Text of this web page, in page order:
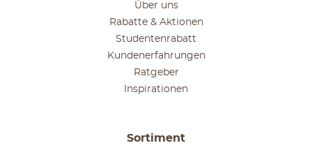
Über uns
Rabatte & Aktionen
Studentenrabatt
Kundenerfahrungen
Ratgeber
Inspirationen
Sortiment